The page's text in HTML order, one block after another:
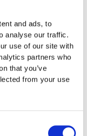
and ads, to
analyse our traffic.
use of our site with
partners who
that you’ve
from your use
lek
produkter